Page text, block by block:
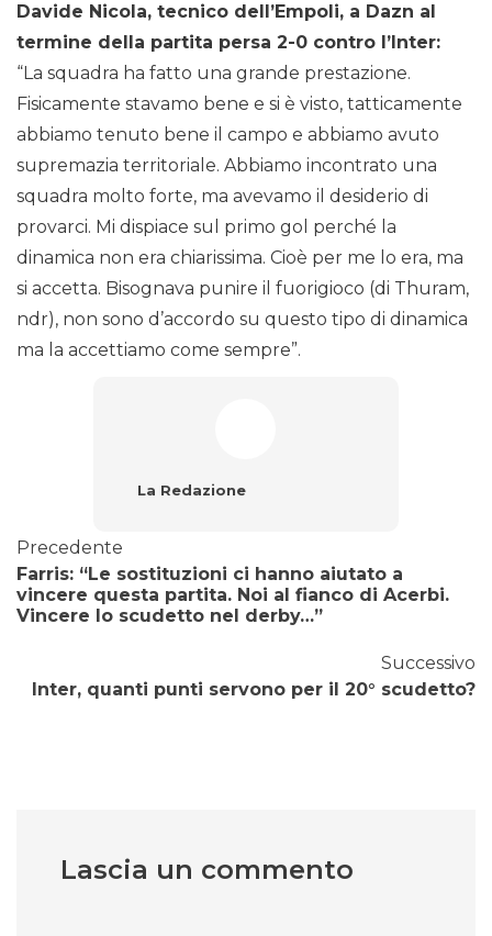
Davide Nicola, tecnico dell’Empoli, a Dazn al
termine della partita persa 2-0 contro l’Inter:
“La squadra ha fatto una grande prestazione.
Fisicamente stavamo bene e si è visto, tatticamente
abbiamo tenuto bene il campo e abbiamo avuto
supremazia territoriale. Abbiamo incontrato una
squadra molto forte, ma avevamo il desiderio di
provarci. Mi dispiace sul primo gol perché la
dinamica non era chiarissima. Cioè per me lo era, ma
si accetta. Bisognava punire il fuorigioco (di Thuram,
ndr), non sono d’accordo su questo tipo di dinamica
ma la accettiamo come sempre”.
La Redazione
Precedente
Farris: “Le sostituzioni ci hanno aiutato a
vincere questa partita. Noi al fianco di Acerbi.
Vincere lo scudetto nel derby…”
Successivo
Inter, quanti punti servono per il 20° scudetto?
Lascia un commento